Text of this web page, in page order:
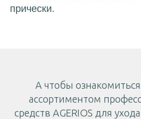
прически.
А чтобы
ассортиментом
средств AGERIOS для